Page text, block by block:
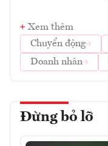
Xem thêm
Chuyển động
Doanh nhân
Đừng bỏ lỡ